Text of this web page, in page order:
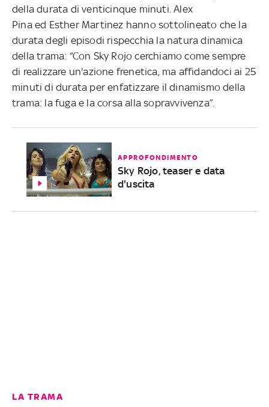
della durata di venticinque minuti. Alex
Pina ed Esther Martinez hanno sottolineato che la
durata degli episodi rispecchia la natura dinamica
della trama: “Con Sky Rojo cerchiamo come sempre
di realizzare un'azione frenetica, ma affidandoci ai 25
minuti di durata per enfatizzare il dinamismo della
trama: la fuga e la corsa alla sopravvivenza”.
APPROFONDIMENTO
Sky Rojo, teaser e data
d'uscita
LA TRAMA